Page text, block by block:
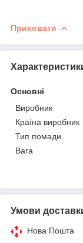
Приховати
Основні
Виробник
Країна виробник
Тип помади
Вага
Умови
Нова Пошта